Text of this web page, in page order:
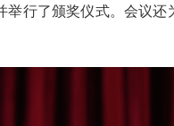
行了颁奖仪式。会议